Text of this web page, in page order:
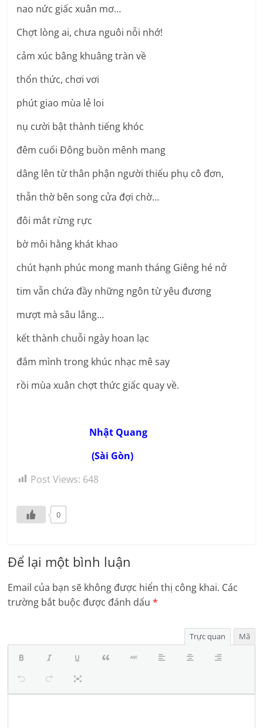
nao nức giấc xuân mơ…
Chợt lòng ai, chưa nguôi nỗi nhớ!
cảm xúc bâng khuâng tràn về
thổn thức, chơi vơi
phút giao mùa lẻ loi
nụ cười bật thành tiếng khóc
đêm cuối Đông buồn mênh mang
dâng lên từ thân phận người thiếu phụ cô đơn,
thẫn thờ bên song cửa đợi chờ…
đôi mắt rừng rực
bờ môi hằng khát khao
chút hạnh phúc mong manh tháng Giêng hé nở
tim vẫn chứa đầy những ngôn từ yêu đương
mượt mà sâu lắng…
kết thành chuỗi ngày hoan lạc
đắm mình trong khúc nhạc mê say
rồi mùa xuân chợt thức giấc quay về.
Nhật Quang
(Sài Gòn)
Post Views: 648
0
Để lại một bình luận
Email của bạn sẽ không được hiển thị công khai. Các
trường bắt buộc được đánh dấu*
Trực quan Mã